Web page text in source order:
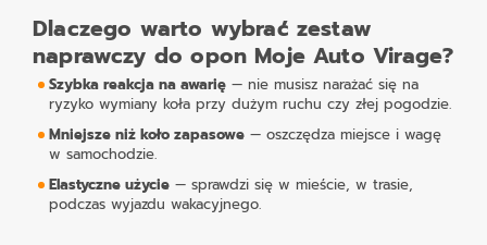
Dlaczego warto wybrać zestaw
naprawczy do opon Moje Auto Virage?
Szybka reakcja na awarię — nie musisz narażać się na
ryzyko wymiany koła przy dużym ruchu czy złej pogodzie.
Mniejsze niż koło zapasowe — oszczędza miejsce i wagę
w samochodzie.
Elastyczne użycie — sprawdzi się w mieście, w trasie,
podczas wyjazdu wakacyjnego.